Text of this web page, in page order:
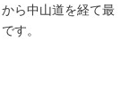
ら中山道を経て最
す。